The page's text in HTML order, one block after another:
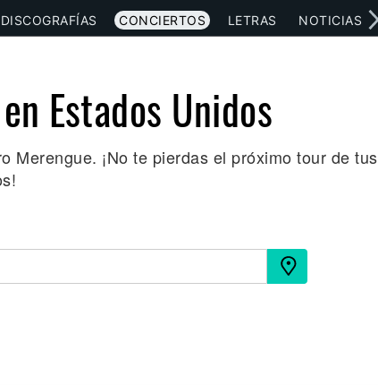
DISCOGRAFÍAS CONCIERTOS LETRAS NOTICIAS
Estados Unidos
Merengue. ¡No te pierdas el próximo tour de tus